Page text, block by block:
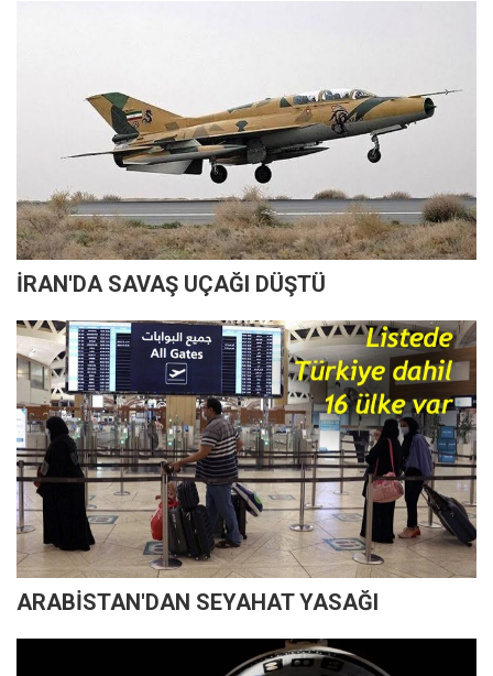
İRAN'DA SAVAŞ UÇAĞI DÜŞTÜ
ARABİSTAN'DAN SEYAHAT YASAĞI